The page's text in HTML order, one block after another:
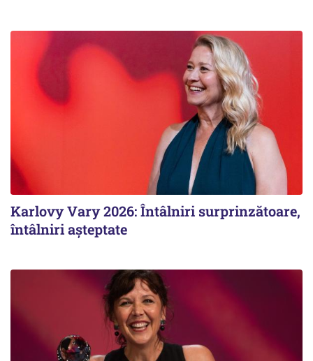
Karlovy Vary 2026: Întâlniri surprinzătoare,
întâlniri așteptate